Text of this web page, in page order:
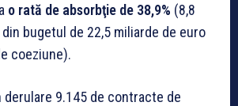
o rată de absorbţie de 38,9% (8,8
bugetul de 22,5 miliarde de euro
coeziune).
9.145 de contracte de